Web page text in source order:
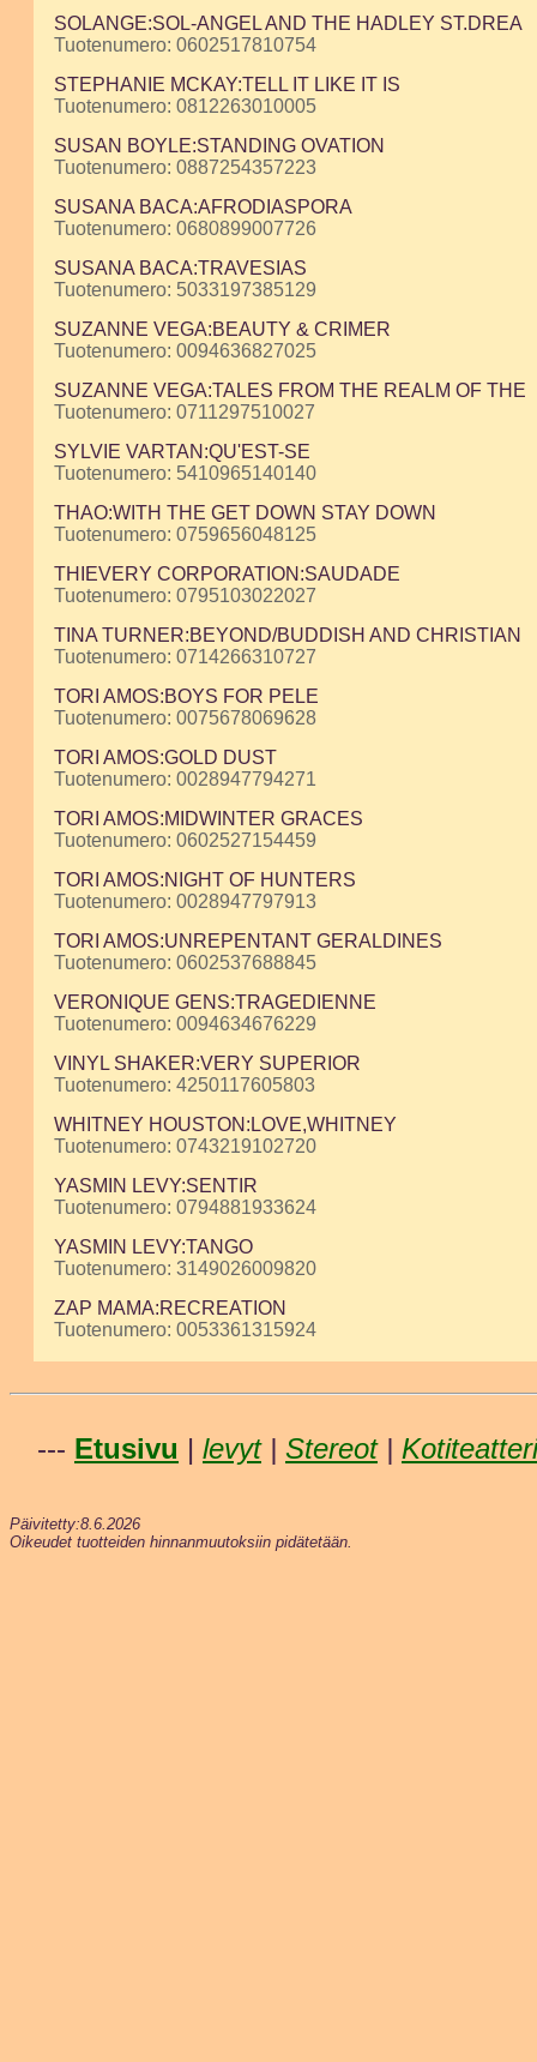
SOLANGE:SOL-ANGEL AND THE HADLEY ST.DREA
Tuotenumero: 0602517810754
STEPHANIE MCKAY:TELL IT LIKE IT IS
Tuotenumero: 0812263010005
SUSAN BOYLE:STANDING OVATION
Tuotenumero: 0887254357223
SUSANA BACA:AFRODIASPORA
Tuotenumero: 0680899007726
SUSANA BACA:TRAVESIAS
Tuotenumero: 5033197385129
SUZANNE VEGA:BEAUTY & CRIMER
Tuotenumero: 0094636827025
SUZANNE VEGA:TALES FROM THE REALM OF THE
Tuotenumero: 0711297510027
SYLVIE VARTAN:QU'EST-SE
Tuotenumero: 5410965140140
THAO:WITH THE GET DOWN STAY DOWN
Tuotenumero: 0759656048125
THIEVERY CORPORATION:SAUDADE
Tuotenumero: 0795103022027
TINA TURNER:BEYOND/BUDDISH AND CHRISTIAN
Tuotenumero: 0714266310727
TORI AMOS:BOYS FOR PELE
Tuotenumero: 0075678069628
TORI AMOS:GOLD DUST
Tuotenumero: 0028947794271
TORI AMOS:MIDWINTER GRACES
Tuotenumero: 0602527154459
TORI AMOS:NIGHT OF HUNTERS
Tuotenumero: 0028947797913
TORI AMOS:UNREPENTANT GERALDINES
Tuotenumero: 0602537688845
VERONIQUE GENS:TRAGEDIENNE
Tuotenumero: 0094634676229
VINYL SHAKER:VERY SUPERIOR
Tuotenumero: 4250117605803
WHITNEY HOUSTON:LOVE,WHITNEY
Tuotenumero: 0743219102720
YASMIN LEVY:SENTIR
Tuotenumero: 0794881933624
YASMIN LEVY:TANGO
Tuotenumero: 3149026009820
ZAP MAMA:RECREATION
Tuotenumero: 0053361315924
--- Etusivu | levyt| Stereot| Kotiteatteri
Päivitetty:8.6.2026
Oikeudet tuotteiden hinnanmuutoksiin pidätetään.